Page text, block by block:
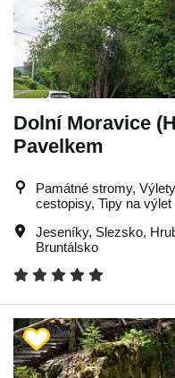
Dolní Moravice
Pavelkem
Památné stromy,
cestopisy, Tipy na výlet
Jeseníky, Slezsko,
Bruntálsko